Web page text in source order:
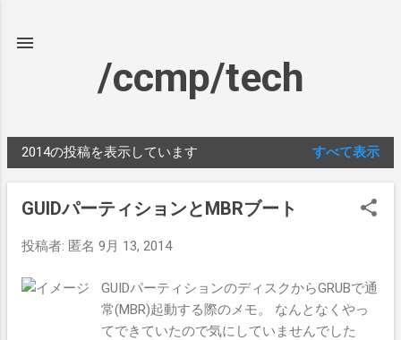
/ccmp/tech
投
2014の投稿を表示しています すべて表示
GUIDパーティションとMBRブート
投稿者: 匿名 9月 13, 2014
GUIDパーティションのディスクからGRUBで通
常(MBR)起動する際のメモ。 なんとなくやっ
てできていたので気にしていませんでした